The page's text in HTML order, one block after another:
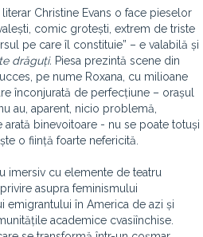
Christine Evans o face pieselor
comic grotești, extrem de triste
pe care îl constituie” – e valabilă și
drăguți. Piesa prezintă scene din
pe nume Roxana, cu milioane
înconjurată de perfecțiune – orașul
au, aparent, nicio problemă,
arată binevoitoare - nu se poate totuși
o ființă foarte nefericită.
imersiv cu elemente de teatru
asupra feminismului
emigrantului în America de azi și
academice cvasiînchise.